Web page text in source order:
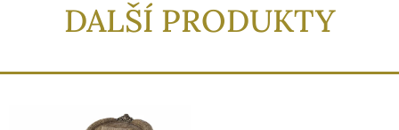
DALŠÍ PRODUKTY